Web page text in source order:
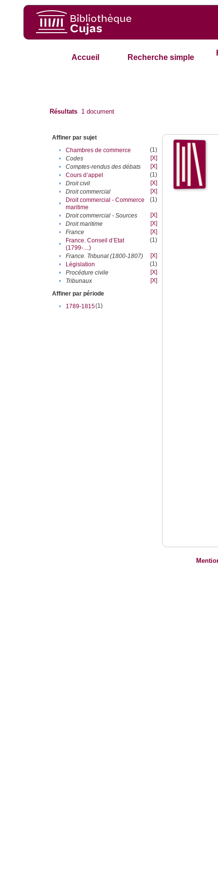
Accueil Recherche simple
Résultats 1 document
Affiner par sujet
•
Chambres de commerce
(1)
•
Codes
[X]
•
Comptes-rendus des débats
[X]
•
Cours d’appel
(1)
•
Droit civil
[X]
•
Droit commercial
[X]
•
Droit commercial - Commerce
maritime
(1)
• Droit commercial - Sources
[X]
•
Droit maritime
[X]
•
France
[X]
•
France. Conseil d’Etat
(1799-....)
(1)
• France. Tribunat (1800-1807)
[X]
•
Législation
(1)
•
Procédure civile
[X]
•
Tribunaux
[X]
Affiner par période
•
1789-1815(1)